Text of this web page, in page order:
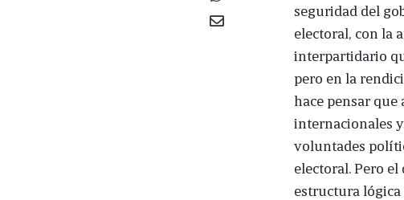
seguridad del
electoral, con la
interpartidario
pero en la
hace pensar
internacionales
voluntades
electoral. Pero
estructura lógica